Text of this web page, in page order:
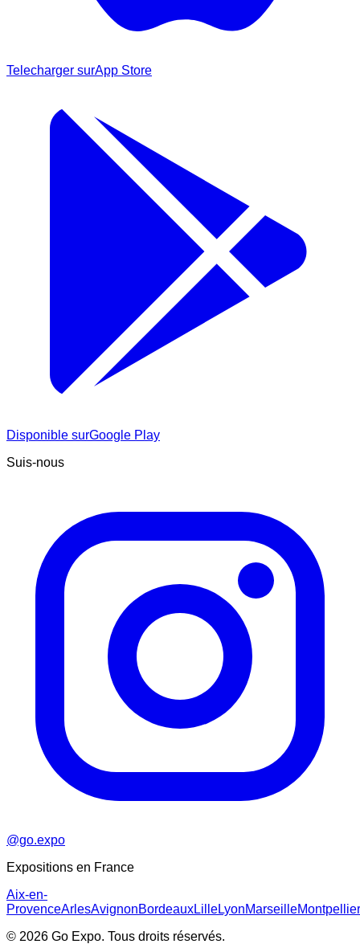
Telecharger surApp Store
Disponible surGoogle Play
Suis-nous
@go.expo
Expositions en France
Aix-en-
ProvenceArlesAvignonBordeauxLilleLyonMarseilleMontpellier
© 2026 Go Expo. Tous droits réservés.